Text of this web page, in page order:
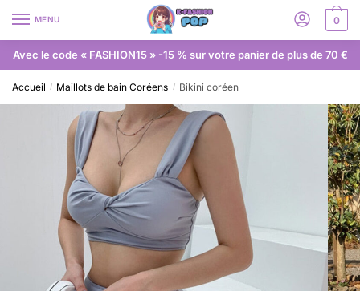
MENU 0
Avec le code « FASHION15 » -15 % sur votre panier de plus de 70 €
Accueil / Maillots de bain Coréens / Bikini coréen